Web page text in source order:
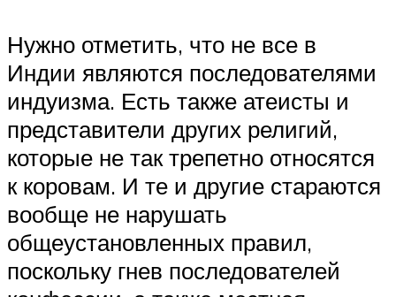
Нужно отметить, что не все в
Индии являются последователями
индуизма. Есть также атеисты и
представители других религий,
которые не так трепетно относятся
к коровам. И те и другие стараются
вообще не нарушать
общеустановленных правил,
поскольку гнев последователей